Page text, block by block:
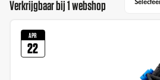
Verkrijgbaar bij 1 webshop
APR
22